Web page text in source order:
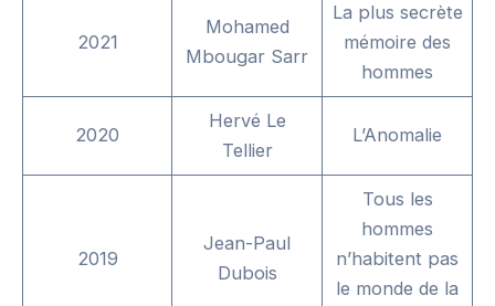
2021
Mohamed
Mbougar Sarr
La plus secrète
mémoire des
hommes
2020
Hervé Le
Tellier
L’Anomalie
2019
Jean-Paul
Dubois
Tous les
hommes
n’habitent pas
le monde de la